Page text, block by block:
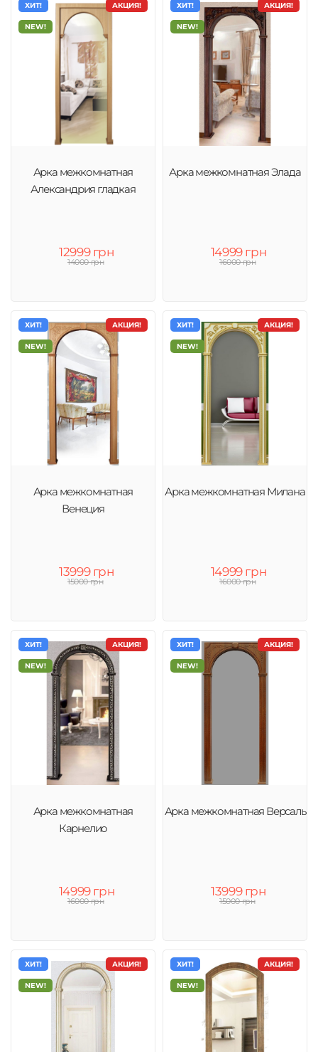
АКЦИЯ!
ХИТ!
NEW!
Арка межкомнатная
Александрия гладкая
12999 грн
14000 грн
АКЦИЯ!
ХИТ!
NEW!
Арка межкомнатная Элада
14999 грн
16000 грн
АКЦИЯ!
ХИТ!
NEW!
Арка межкомнатная
Венеция
13999 грн
15000 грн
АКЦИЯ!
ХИТ!
NEW!
Арка межкомнатная Милана
14999 грн
16000 грн
АКЦИЯ!
ХИТ!
NEW!
Арка межкомнатная
Карнелио
14999 грн
16000 грн
АКЦИЯ!
ХИТ!
NEW!
Арка межкомнатная Версаль
13999 грн
15000 грн
АКЦИЯ!
ХИТ!
NEW!
АКЦИЯ!
ХИТ!
NEW!